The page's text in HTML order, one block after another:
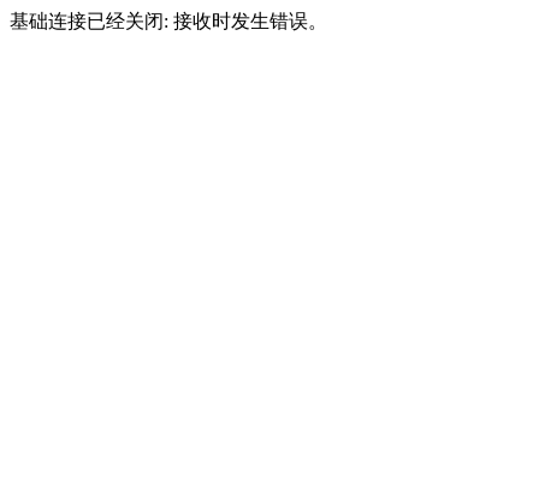
基础连接已经关闭: 接收时发生错误。